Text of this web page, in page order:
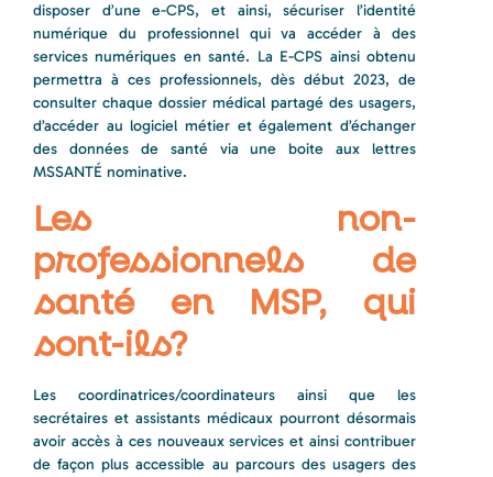
disposer d’une e-CPS, et ainsi, sécuriser l’identité
numérique du professionnel qui va accéder à des
services numériques en santé. La E-CPS ainsi obtenu
permettra à ces professionnels, dès début 2023, de
consulter chaque dossier médical partagé des usagers,
d’accéder au logiciel métier et également d’échanger
des données de santé via une boite aux lettres
MSSANTÉ nominative.
Les non-
professionnels de
santé en MSP, qui
sont-ils?
Les coordinatrices/coordinateurs ainsi que les
secrétaires et assistants médicaux pourront désormais
avoir accès à ces nouveaux services et ainsi contribuer
de façon plus accessible au parcours des usagers des